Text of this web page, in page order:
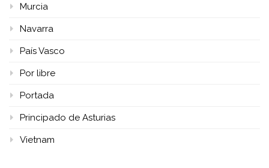
Murcia
Navarra
País Vasco
Por libre
Portada
Principado de Asturias
Vietnam